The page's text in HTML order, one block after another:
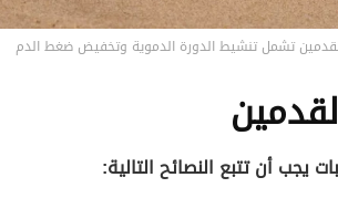
تشمل تنشيط الدورة الدموية وتخفيض ضغط الدم
أن تتبع النصائح التالية: